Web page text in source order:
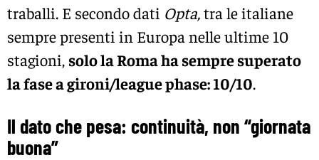
traballi. E secondo dati Opta,tra le italiane
sempre presenti in Europa nelle ultime 10
stagioni, solo la Roma ha sempre superato
la fase a gironi/league phase: 10/10.
Il dato che pesa: continuità, non “giornata
buona”